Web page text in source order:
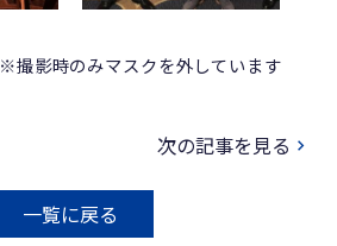
※撮影時のみマスクを外しています
一覧に戻る
次の記事を見る navigate_next